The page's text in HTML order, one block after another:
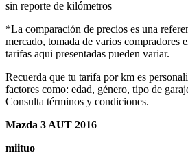
sin reporte de kilómetros
*La comparación de precios es una
mercado, tomada de varios compradores
tarifas aqui presentadas pueden variar.
Recuerda que tu tarifa por km es
factores como: edad, género, tipo de
Consulta términos y condiciones.
Mazda 3 AUT 2016
miituo